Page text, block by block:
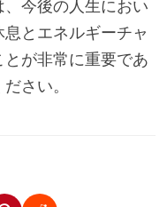
今後の人生におい
とエネルギーチャ
が非常に重要であ
さい。